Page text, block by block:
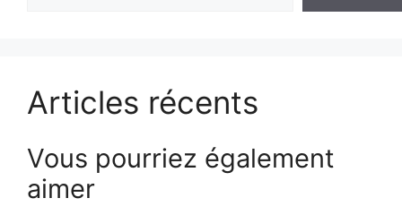
Articles récents
Vous pourriez également
aimer